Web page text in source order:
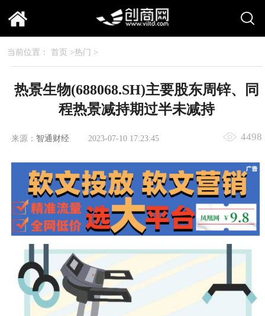
当前位置： 首页 >热门 >
热景生物(688068.SH)主要股东周锌、同
程热景减持期过半未减持
来源： 智通财经 2023-07-10 17:23:45 4498